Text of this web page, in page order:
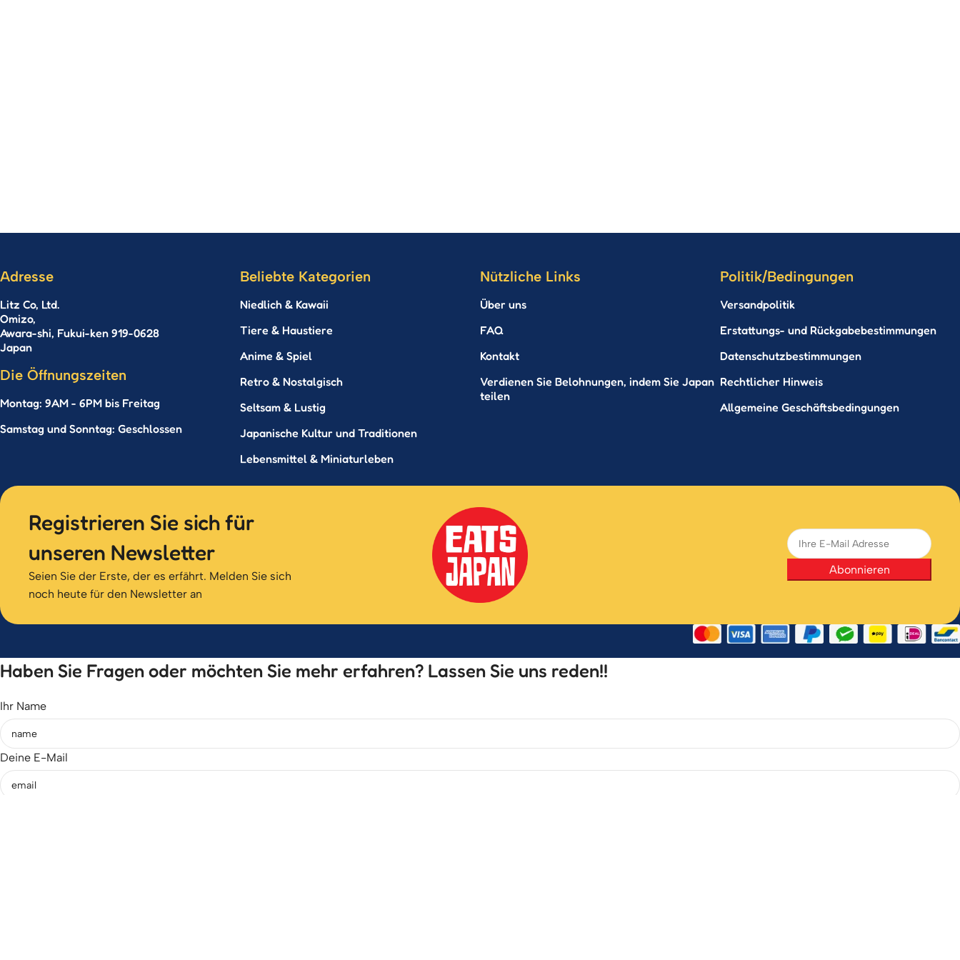
Adresse
Litz Co, Ltd.
Omizo,
Awara-shi, Fukui-ken 919-0628
Japan
Die Öffnungszeiten
Montag: 9AM - 6PM bis Freitag
Samstag und Sonntag: Geschlossen
Beliebte Kategorien
Niedlich & Kawaii
Tiere & Haustiere
Anime & Spiel
Retro & Nostalgisch
Seltsam & Lustig
Japanische Kultur und Traditionen
Lebensmittel & Miniaturleben
Nützliche Links
Über uns
FAQ
Kontakt
Verdienen Sie Belohnungen, indem Sie Japan
teilen
Politik/Bedingungen
Versandpolitik
Erstattungs- und Rückgabebestimmungen
Datenschutzbestimmungen
Rechtlicher Hinweis
Allgemeine Geschäftsbedingungen
Registrieren Sie sich für
unseren Newsletter
Seien Sie der Erste, der es erfährt. Melden Sie sich
noch heute für den Newsletter an
Abonnieren
Haben Sie Fragen oder möchten Sie mehr erfahren? Lassen Sie uns reden!!
Ihr Name
Deine E-Mail